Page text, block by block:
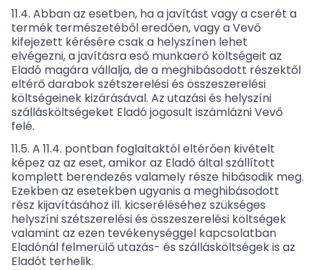
11.4. Abban az esetben, ha a javítást vagy a cserét a
termék természetéből eredően, vagy a Vevő
kifejezett kérésére csak a helyszínen lehet
elvégezni, a javításra eső munkaerő költségeit az
Eladó magára vállalja, de a meghibásodott részektől
eltérő darabok szétszerelési és összeszerelési
költségeinek kizárásával. Az utazási és helyszíni
szállásköltségeket Eladó jogosult iszámlázni Vevő
felé.
11.5. A 11.4. pontban foglaltaktól eltérően kivételt
képez az az eset, amikor az Eladó által szállított
komplett berendezés valamely része hibásodik meg.
Ezekben az esetekben ugyanis a meghibásodott
rész kijavításához ill. kicseréléséhez szükséges
helyszíni szétszerelési és összeszerelési költségek
valamint az ezen tevékenységgel kapcsolatban
Eladónál felmerülő utazás- és szállásköltségek is az
Eladót terhelik.